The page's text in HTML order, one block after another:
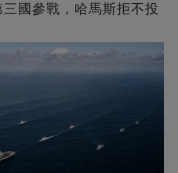
國參戰，哈馬斯拒不投